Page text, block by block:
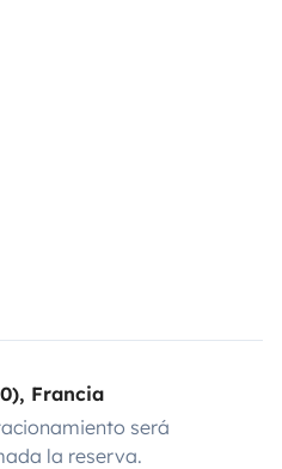
Francia
será
la reserva.